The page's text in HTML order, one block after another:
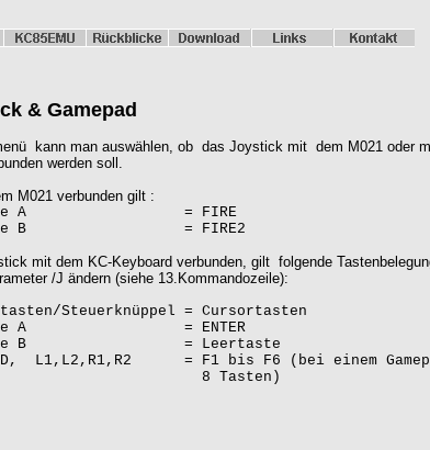
& Gamepad
kann man auswählen, ob das Joystick mit dem M021 oder
werden soll.
M021 verbunden gilt :
A = FIRE
B = FIRE2
mit dem KC-Keyboard verbunden, gilt folgende Tasten
/J ändern (siehe 13.Kommandozeile):
Steuerknüppel = Cursortasten
A = ENTER
B = Leertaste
L1,L2,R1,R2 = F1 bis F6 (bei einem